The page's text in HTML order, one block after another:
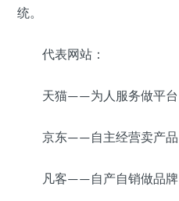
统。
代表网站：
天猫——为人服务做平台
京东——自主经营卖产品
凡客——自产自销做品牌